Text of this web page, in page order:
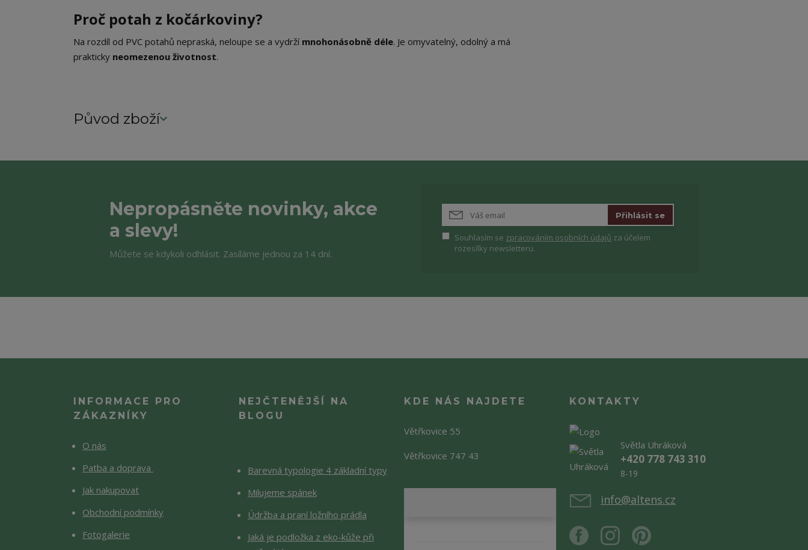
Proč potah z kočárkoviny?
Na rozdíl od PVC potahů nepraská, neloupe se a vydrží mnohonásobně déle. Je omyvatelný, odolný a má
prakticky neomezenou životnost.
Původ zboží
Nepropásněte novinky, akce
a slevy!
Můžete se kdykoli odhlásit. Zasíláme jednou za 14 dní.
Přihlásit se
Souhlasím se zpracováním osobních údajů za účelem
rozesílky newsletteru.
INFORMACE PRO
ZÁKAZNÍKY
O nás
Patba a doprava
Jak nakupovat
Obchodní podmínky
Fotogalerie
NEJČTENĚJŠÍ NA
BLOGU
Barevná typologie 4 základní typy
Milujeme spánek
Údržba a praní ložního prádla
Jaká je podložka z eko-kůže při
KDE NÁS NAJDETE
Větřkovice 55
Větřkovice 747 43
KONTAKTY
Světla Uhráková
+420 778 743 310
8-19
info@altens.cz